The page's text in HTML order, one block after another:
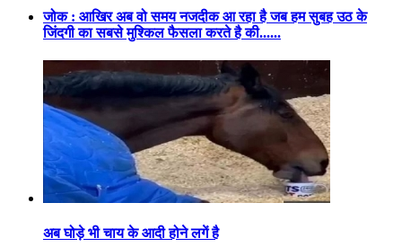
जोक : आखिर अब वो समय नजदीक आ रहा है जब हम सुबह उठ के
जिंदगी का सबसे मुश्किल फैसला करते है की......
अब घोड़े भी चाय के आदी होने लगें है